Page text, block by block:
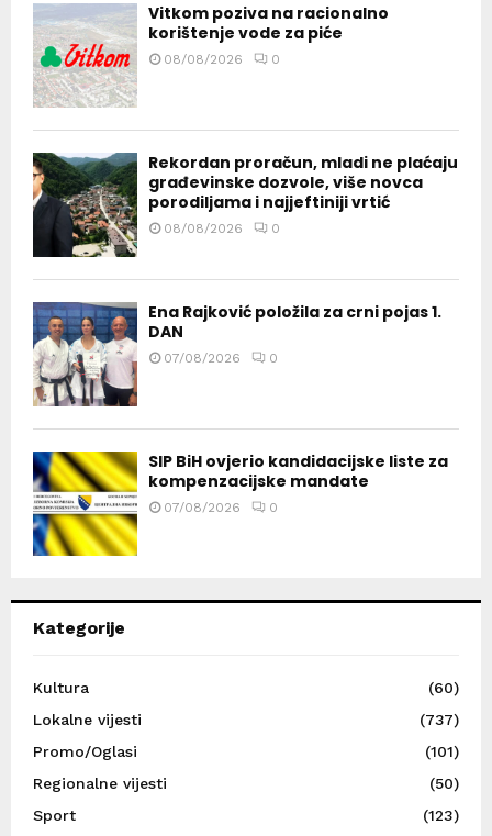
Vitkom poziva na racionalno
korištenje vode za piće
08/08/2026 0
Rekordan proračun, mladi ne plaćaju
građevinske dozvole, više novca
porodiljama i najjeftiniji vrtić
08/08/2026 0
Ena Rajković položila za crni pojas 1.
DAN
07/08/2026 0
SIP BiH ovjerio kandidacijske liste za
kompenzacijske mandate
07/08/2026 0
Kategorije
Kultura
(60)
Lokalne vijesti
(737)
Promo/Oglasi
(101)
Regionalne vijesti
(50)
Sport
(123)